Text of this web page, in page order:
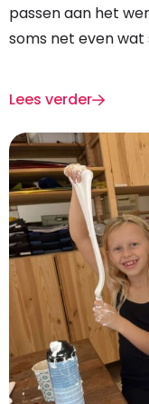
passen aan het
soms net even
Lees verder